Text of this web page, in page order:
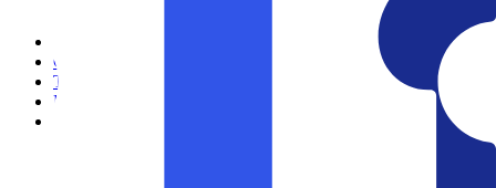
Cinemas
Teatro
Eventos